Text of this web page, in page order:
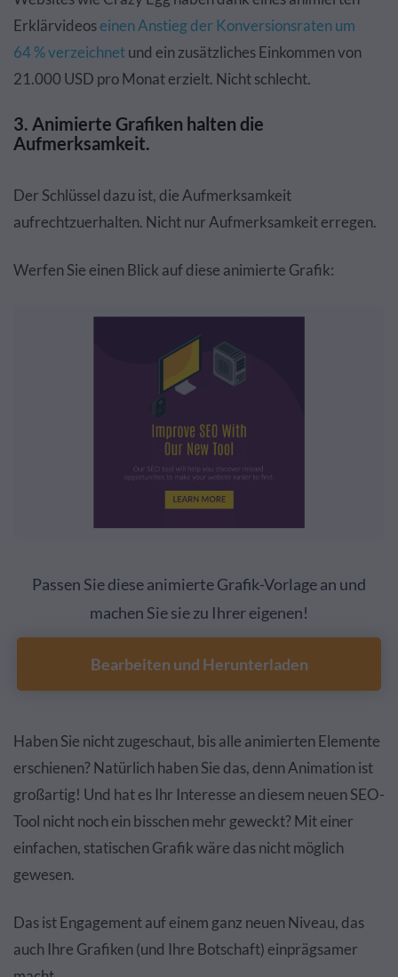
Erklärvideoseinen Anstieg der Konversionsraten um
64 % verzeichnetund ein zusätzliches Einkommen von
21.000 USD pro Monat erzielt. Nicht schlecht.
3. Animierte Grafiken halten die
Aufmerksamkeit.
Der Schlüssel dazu ist, die Aufmerksamkeit
aufrechtzuerhalten. Nicht nur Aufmerksamkeit erregen.
Werfen Sie einen Blick auf diese animierte Grafik:
Passen Sie diese animierte Grafik-Vorlage an und
machen Sie sie zu Ihrer eigenen!
Bearbeiten und Herunterladen
Haben Sie nicht zugeschaut, bis alle animierten Elemente
erschienen? Natürlich haben Sie das, denn Animation ist
großartig! Und hat es Ihr Interesse an diesem neuen SEO-
Tool nicht noch ein bisschen mehr geweckt? Mit einer
einfachen, statischen Grafik wäre das nicht möglich
gewesen.
Das ist Engagement auf einem ganz neuen Niveau, das
auch Ihre Grafiken (und Ihre Botschaft) einprägsamer